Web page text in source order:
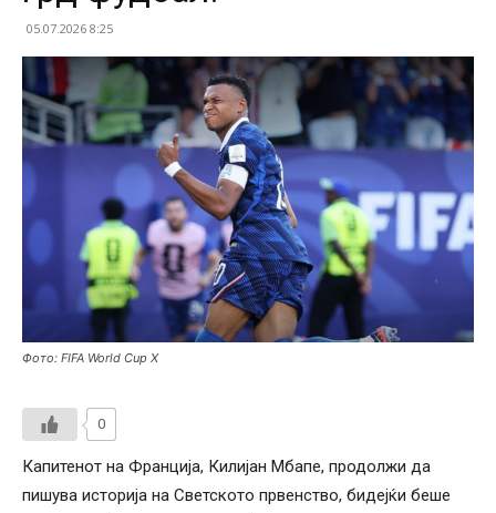
05.07.2026 8:25
Фото: FIFA World Cup X
0
Капитенот на Франција, Килијан Мбапе, продолжи да
пишува историја на Светското првенство, бидејќи беше